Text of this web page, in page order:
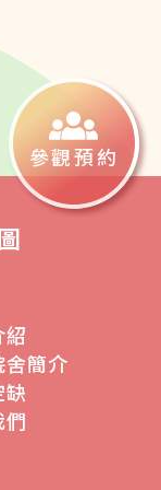
參觀預約
簡介